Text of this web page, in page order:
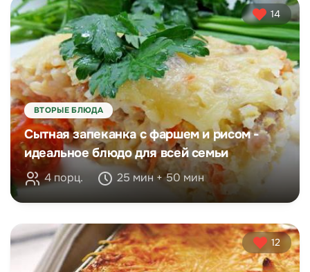
14
ВТОРЫЕ БЛЮДА
Сытная запеканка с фаршем и рисом -
идеальное блюдо для всей семьи
4 порц. 25 мин + 50 мин
12